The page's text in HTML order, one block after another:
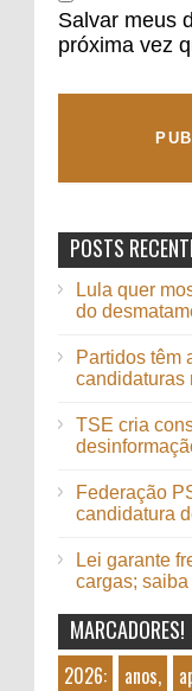
Salvar meus
próxima vez
POSTS
Lula quer
do
Partidos têm
candidaturas
TSE cria
Federação
candidatura
Lei garante
cargas;
MARCADORES!
2026: anos,